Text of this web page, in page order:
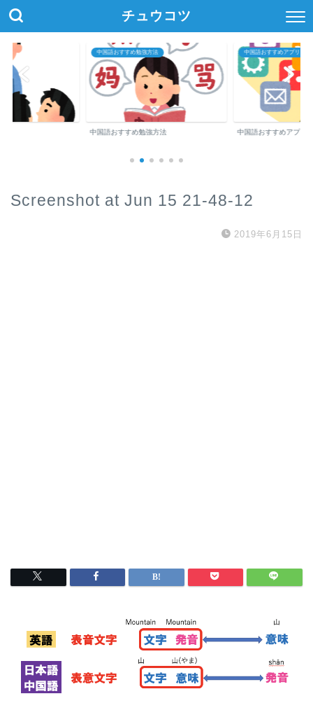
チュウコツ
中国語おすすめ勉強方法
中国語おすすめ勉強方法
中国語おすすめアプリ・参
中国語おすすめアプリ
Screenshot at Jun 15 21-48-12
2019年6月15日